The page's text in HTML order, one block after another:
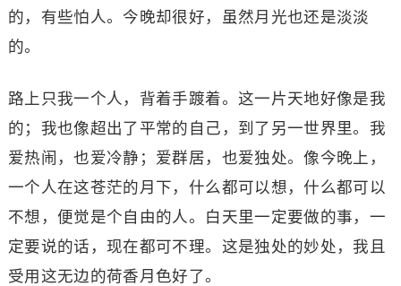
的，有些怕人。今晚却很好，虽然月光也还是淡淡
的。
路上只我一个人，背着手踱着。这一片天地好像是我
的；我也像超出了平常的自己，到了另一世界里。我
爱热闹，也爱冷静；爱群居，也爱独处。像今晚上，
一个人在这苍茫的月下，什么都可以想，什么都可以
不想，便觉是个自由的人。白天里一定要做的事，一
定要说的话，现在都可不理。这是独处的妙处，我且
受用这无边的荷香月色好了。